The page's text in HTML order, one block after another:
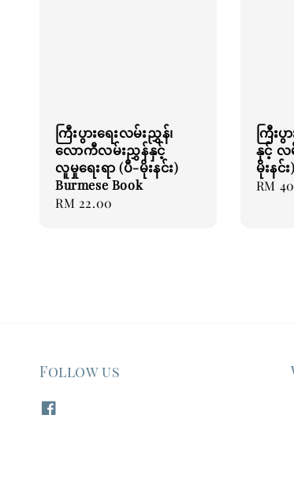
ကြီးပွားရေးလမ်းညွှန်၊
လောကီလမ်းညွှန်နှင့်
လူမှုရေးရာ (ပီ-မိုးနင်း)
Burmese Book
Regular
RM 22.00
ကြီးပွ
နှင့် လ
မိုးနင်
RM
Follow us